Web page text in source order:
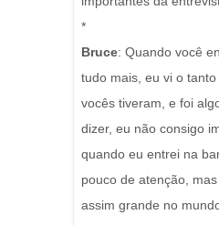
*
Bruce: Quando você
tudo mais, eu vi o
vocês tiveram, e foi
dizer, eu não consigo
quando eu entrei na
pouco de atenção,
assim grande no